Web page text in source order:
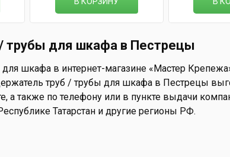
трубы для шкафа в Пестрецы
шкафа в интернет-магазине «Мастер
труб / трубы для шкафа в Пестрецы
а также по телефону или в пункте выдачи
Татарстан и другие регионы РФ.